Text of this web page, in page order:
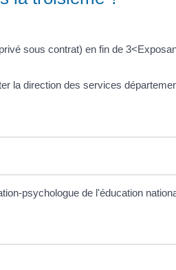
sous contrat) en fin de
la direction des services
psychologue de l'éducation